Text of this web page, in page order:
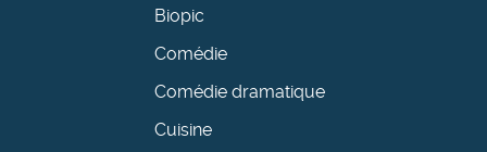
Biopic
Comédie
Comédie dramatique
Cuisine